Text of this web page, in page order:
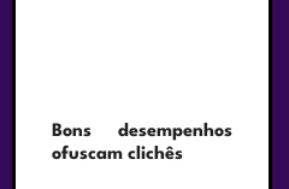
Bons desempenhos
ofuscam clichês